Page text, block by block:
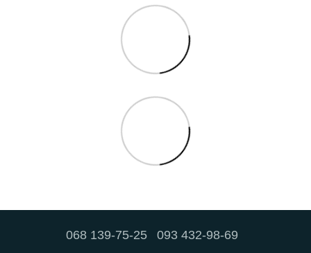
068 139-75-25 093 432-98-69